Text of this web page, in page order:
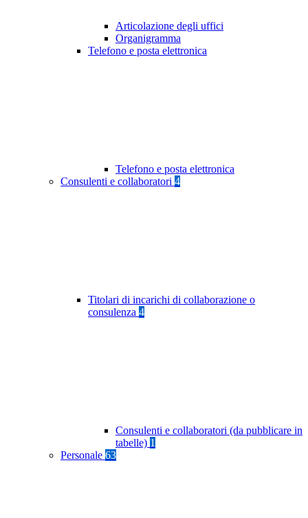
Articolazione degli uffici
Organigramma
Telefono e posta elettronica
Telefono e posta elettronica
Consulenti e collaboratori 4
Titolari di incarichi di collaborazione o
consulenza 4
Consulenti e collaboratori (da pubblicare in
tabelle) 1
Personale 63